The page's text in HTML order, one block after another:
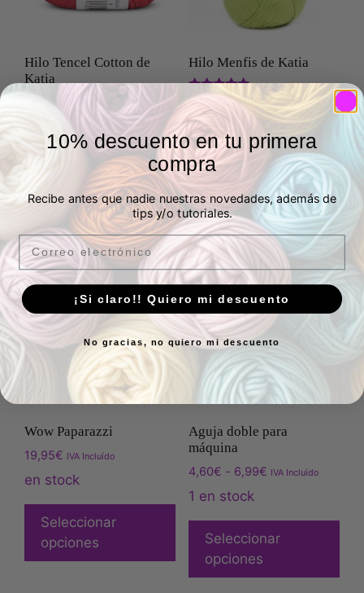
Hilo Tencel Cotton de
Katia
3,95€ IVA Incluído
en stock
Seleccionar
opciones
Hilo Menfis de Katia
Valorado
con
5.00
de 5
5,20 IVA Incluído
en stock
Seleccionar
opciones
Wow Paparazzi
19,95€ IVA Incluído
en stock
Seleccionar
opciones
Aguja doble para
máquina
4,60€ - 6,99€ IVA Incluído
1 en stock
Seleccionar
opciones
10% descuento en tu primera
compra
Recibe antes que nadie nuestras novedades, además de
tips y/o tutoriales.
Email
¡Si claro!! Quiero mi descuento
No gracias, no quiero mi descuento